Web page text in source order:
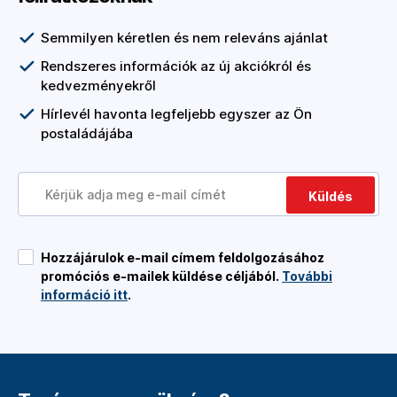
Semmilyen kéretlen és nem releváns ajánlat
Rendszeres információk az új akciókról és
kedvezményekről
Hírlevél havonta legfeljebb egyszer az Ön
postaládájába
Küldés
Hozzájárulok e-mail címem feldolgozásához
promóciós e-mailek küldése céljából. További
információ itt.